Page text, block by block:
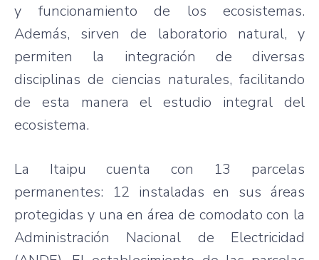
y funcionamiento de los ecosistemas.
Además, sirven de laboratorio natural, y
permiten la integración de diversas
disciplinas de ciencias naturales, facilitando
de esta manera el estudio integral del
ecosistema.
La Itaipu cuenta con 13 parcelas
permanentes: 12 instaladas en sus áreas
protegidas y una en área de comodato con la
Administración Nacional de Electricidad